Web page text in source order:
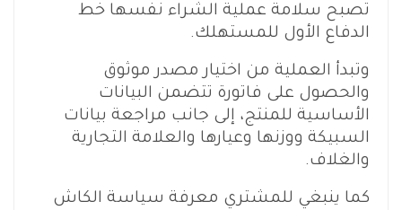
تصبح سلامة عملية الشراء نفسها خط
الدفاع الأول للمستهلك.
وتبدأ العملية من اختيار مصدر موثوق
والحصول على فاتورة تتضمن البيانات
الأساسية للمنتج، إلى جانب مراجعة بيانات
السبيكة ووزنها وعيارها والعلامة التجارية
والغلاف.
كما ينبغي للمشتري معرفة سياسة الكاش